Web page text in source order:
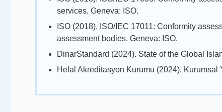
services. Geneva: ISO.
ISO (2018). ISO/IEC 17011: Conformity
assessment bodies. Geneva: ISO.
DinarStandard (2024). State of the Global
Helal Akreditasyon Kurumu (2024). Kurumsal